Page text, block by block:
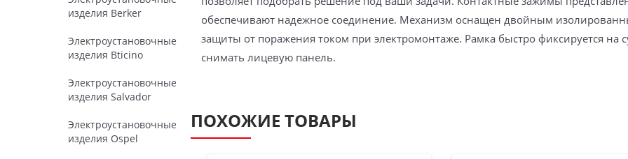
изделия Berker
Электроустановочные
изделия Bticino
Электроустановочные
изделия Salvador
Электроустановочные
изделия Ospel
обеспечивают надежное соединение. Механизм оснащен двойным
защиты от поражения током при электромонтаже. Рамка быстро фиксируется на
снимать лицевую панель.
ПОХОЖИЕ ТОВАРЫ